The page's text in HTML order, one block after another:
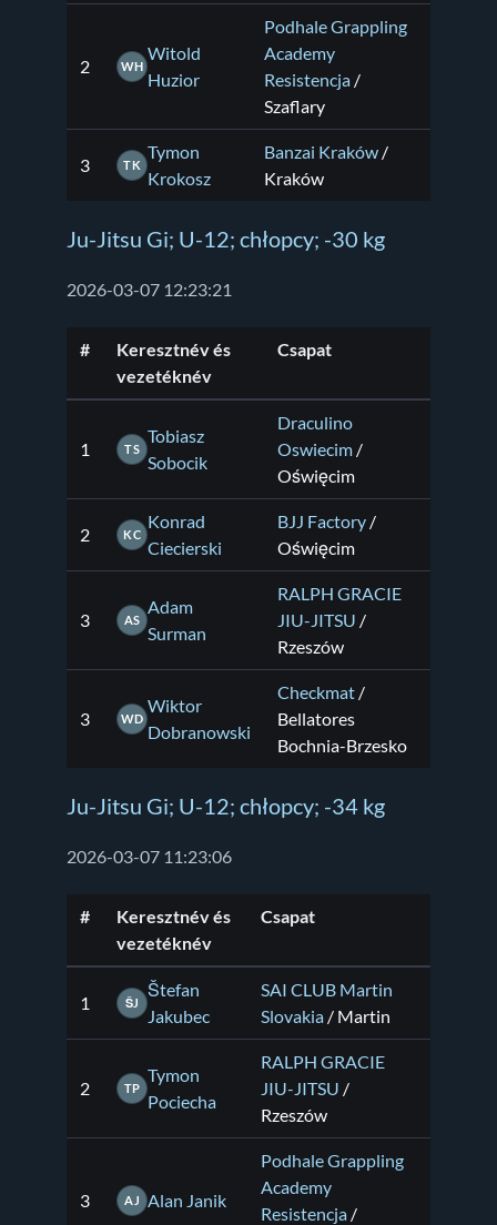
2 WH
Witold
Huzior
Podhale Grappling
Academy
Resistencja /
Szaflary
3 TK
Tymon
Krokosz
Banzai Kraków /
Kraków
Ju-Jitsu Gi; U-12; chłopcy; -30 kg
2026-03-07 12:23:21
#
Keresztnév és
vezetéknév
Csapat
1 TS
Tobiasz
Sobocik
Draculino
Oswiecim /
Oświęcim
2 KC
Konrad
Ciecierski
BJJ Factory /
Oświęcim
3 AS
Adam
Surman
RALPH GRACIE
JIU-JITSU /
Rzeszów
3 WD
Wiktor
Dobranowski
Checkmat /
Bellatores
Bochnia-Brzesko
Ju-Jitsu Gi; U-12; chłopcy; -34 kg
2026-03-07 11:23:06
#
Keresztnév és
vezetéknév
Csapat
1 ŠJ
Štefan
Jakubec
SAI CLUB Martin
Slovakia / Martin
2 TP
Tymon
Pociecha
RALPH GRACIE
JIU-JITSU /
Rzeszów
3 AJ Alan Janik
Podhale Grappling
Academy
Resistencja /